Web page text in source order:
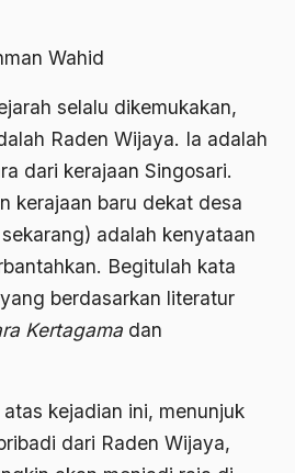
Wahid
selalu dikemukakan,
Raden Wijaya. Ia adalah
dari kerajaan Singosari.
kerajaan baru dekat desa
adalah kenyataan
Begitulah kata
berdasarkan literatur
Kertagama dan
kejadian ini, menunjuk
dari Raden Wijaya,